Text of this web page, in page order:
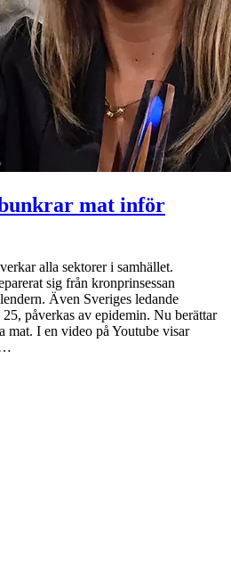
mat inför
alla sektorer i samhället.
sig från kronprinsessan
Även Sveriges ledande
påverkas av epidemin. Nu berättar
mat. I en video på Youtube visar